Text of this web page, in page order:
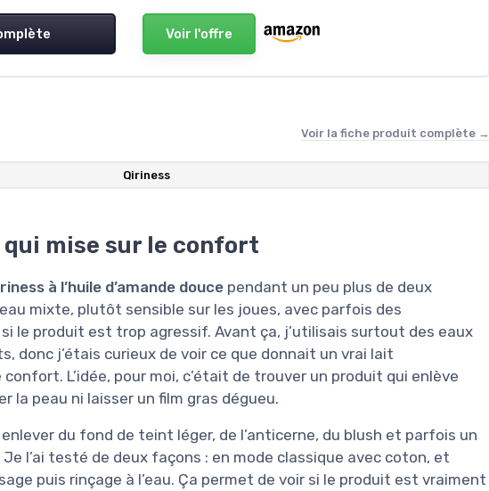
Voir l'offre
Voir la fiche produit complète →
Qiriness
mise sur le confort
à l’huile d’amande douce pendant un peu plus de deux
mixte, plutôt sensible sur les joues, avec parfois des
le produit est trop agressif. Avant ça, j’utilisais surtout des eaux
donc j’étais curieux de voir ce que donnait un vrai lait
L’idée, pour moi, c’était de trouver un produit qui enlève
la peau ni laisser un film gras dégueu.
du fond de teint léger, de l’anticerne, du blush et parfois un
l’ai testé de deux façons : en mode classique avec coton, et
puis rinçage à l’eau. Ça permet de voir si le produit est vraiment